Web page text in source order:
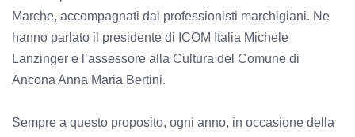
Marche, accompagnati dai professionisti marchigiani. Ne
hanno parlato il presidente di ICOM Italia Michele
Lanzinger e l’assessore alla Cultura del Comune di
Ancona Anna Maria Bertini.
Sempre a questo proposito, ogni anno, in occasione della